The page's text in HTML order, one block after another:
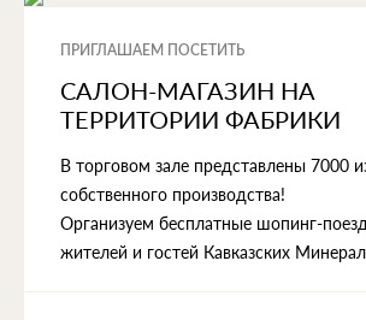
ПРИГЛАШАЕМ ПОСЕТИТЬ
САЛОН-МАГАЗИН НА
ТЕРРИТОРИИ ФАБРИКИ
В торговом зале представлены 7000
собственного производства!
Организуем бесплатные шопинг-
жителей и гостей Кавказских